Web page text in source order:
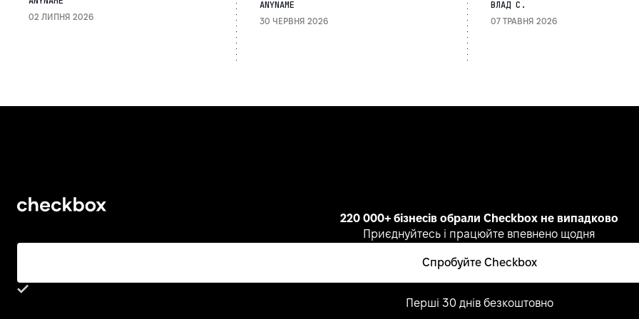
02 ЛИПНЯ 2026
ANYNAME
30 ЧЕРВНЯ 2026
ВЛАД С.
07 ТРАВНЯ 2026
220 000+ бізнесів обрали Checkbox не випадково
Приєднуйтесь і працюйте впевнено щодня
Спробуйте Checkbox
Перші 30 днів безкоштовно